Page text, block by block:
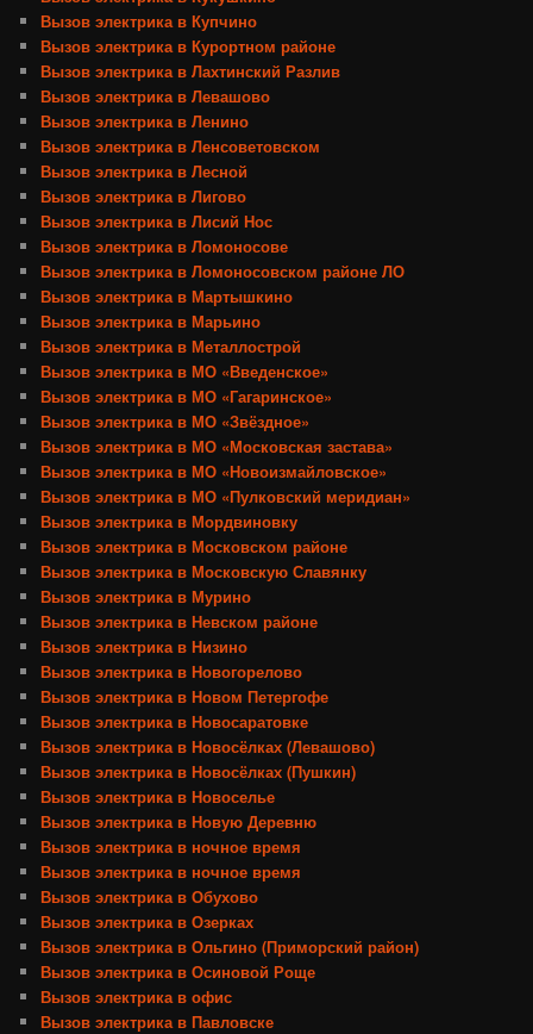
Вызов электрика в Купчино
Вызов электрика в Курортном районе
Вызов электрика в Лахтинский Разлив
Вызов электрика в Левашово
Вызов электрика в Ленино
Вызов электрика в Ленсоветовском
Вызов электрика в Лесной
Вызов электрика в Лигово
Вызов электрика в Лисий Нос
Вызов электрика в Ломоносове
Вызов электрика в Ломоносовском районе ЛО
Вызов электрика в Мартышкино
Вызов электрика в Марьино
Вызов электрика в Металлострой
Вызов электрика в МО «Введенское»
Вызов электрика в МО «Гагаринское»
Вызов электрика в МО «Звёздное»
Вызов электрика в МО «Московская застава»
Вызов электрика в МО «Новоизмайловское»
Вызов электрика в МО «Пулковский меридиан»
Вызов электрика в Мордвиновку
Вызов электрика в Московском районе
Вызов электрика в Московскую Славянку
Вызов электрика в Мурино
Вызов электрика в Невском районе
Вызов электрика в Низино
Вызов электрика в Новогорелово
Вызов электрика в Новом Петергофе
Вызов электрика в Новосаратовке
Вызов электрика в Новосёлках (Левашово)
Вызов электрика в Новосёлках (Пушкин)
Вызов электрика в Новоселье
Вызов электрика в Новую Деревню
Вызов электрика в ночное время
Вызов электрика в ночное время
Вызов электрика в Обухово
Вызов электрика в Озерках
Вызов электрика в Ольгино (Приморский район)
Вызов электрика в Осиновой Роще
Вызов электрика в офис
Вызов электрика в Павловске